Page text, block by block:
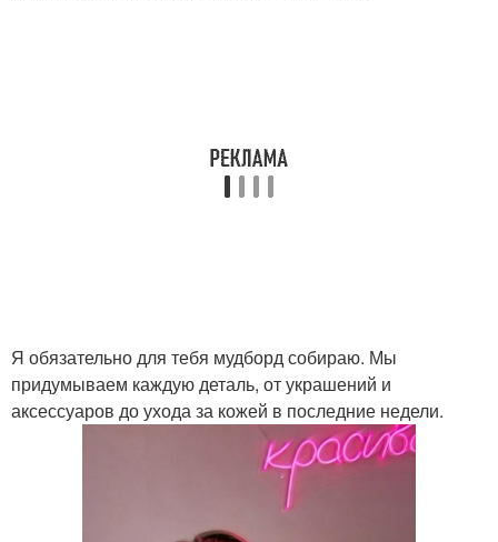
Я обязательно для тебя мудборд собираю. Мы
придумываем каждую деталь, от украшений и
аксессуаров до ухода за кожей в последние недели.